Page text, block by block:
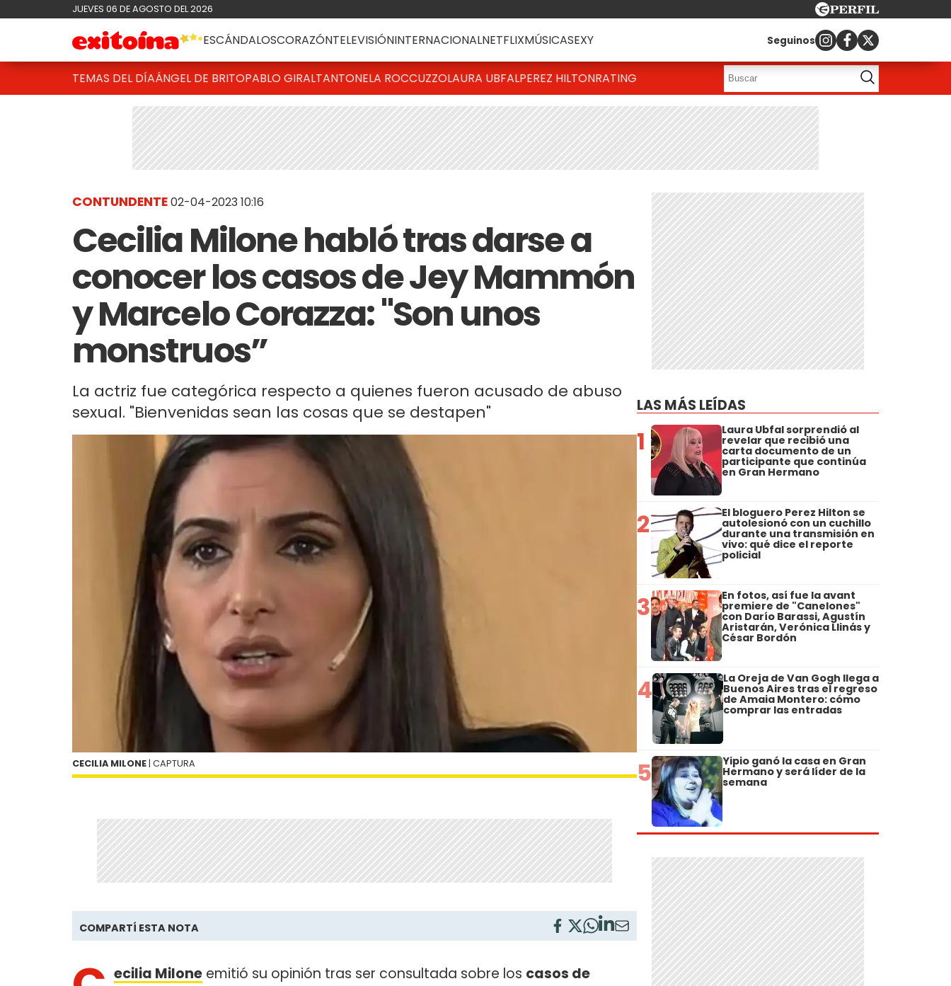
JUEVES 06 DE AGOSTO DEL 2026
ESCÁNDALOSCORAZÓNTELEVISIÓNINTERNACIONALNETFLIXMÚSICASEXY Seguinos
TEMAS DEL DÍAÁNGEL DE BRITOPABLO GIRALTANTONELA ROCCUZZOLAURA UBFALPEREZ HILTONRATING
CONTUNDENTE02-04-2023 10:16
Cecilia Milone habló tras darse a
conocer los casos de Jey Mammón
y Marcelo Corazza: "Son unos
monstruos”
La actriz fue categórica respecto a quienes fueron acusado de abuso
sexual. "Bienvenidas sean las cosas que se destapen"
CECILIA MILONE | CAPTURA
COMPARTÍ ESTA NOTA
ecilia Milone emitió su opinión tras ser consultada sobre los casos de
LAS MÁS LEÍDAS
1 Laura Ubfal sorprendió al
revelar que recibió una
carta documento de un
participante que continúa
en Gran Hermano
2 El bloguero Perez Hilton se
autolesionó con un cuchillo
durante una transmisión en
vivo: qué dice el reporte
policial
3 En fotos, así fue la avant
premiere de "Canelones"
con Darío Barassi, Agustín
Aristarán, Verónica Llinás y
César Bordón
4 La Oreja de Van Gogh llega a
Buenos Aires tras el regreso
de Amaia Montero: cómo
comprar las entradas
5 Yipio ganó la casa en Gran
Hermano y será líder de la
semana